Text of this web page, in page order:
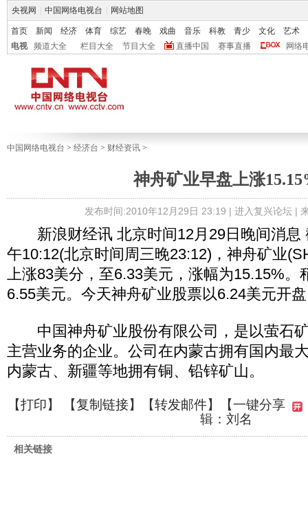
央视网 中国网络电视台 网站地图
首页 新闻 经济 体育 综艺 春晚 戏曲 音乐 科教 青少 文化
艺术
电视
频道大全 栏目大全 节目大全 直播中国 赛事直播 网络
中国网络电视台 > 经济台 > 财经资讯 >
神舟矿业早盘上涨
发布时间:2010年12月29日 23:19 | 进入复兴论坛|
新浪财经讯 北京时间12月29日晚间消息
午10:12(北京时间周三晚23:12)，神舟矿业
上涨83美分，至6.33美元，涨幅为15.15%。
6.55美元。今天神舟矿业股票以6.24美元开
中国神舟矿业股份有限公司，是以萤石
主营业务的企业。公司在内蒙古拥有国内最
内蒙古、新疆等地拥有铜、铅锌矿山。
【打印】 【复制链接】【转发邮件】
【一键分享
辑：刘名
相关链接